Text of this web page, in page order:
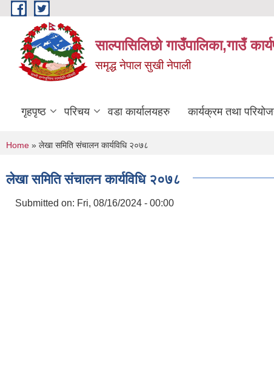
Skip to main content
साल्पासिलिछो गाउँपालिका,गाउँ
समृद्ध नेपाल सुखी नेपाली
गृहपृष्ठ परिचय वडा कार्यालयहरु कार्यक्रम तथा
You are here
Home » लेखा समिति संचालन कार्यविधि २०७८
लेखा समिति संचालन कार्यविधि २०७८
Submitted on: Fri, 08/16/2024 - 00:00